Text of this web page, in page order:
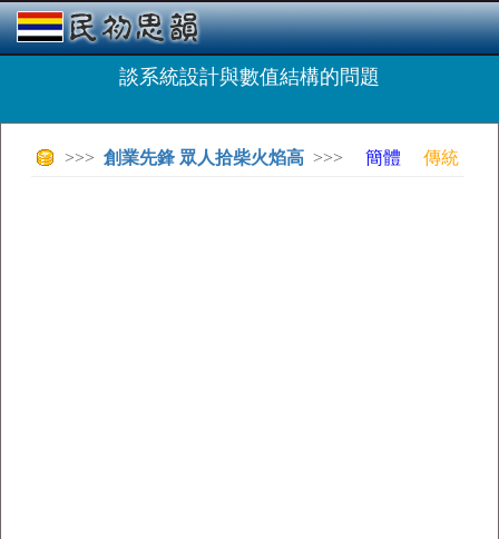
談系統設計與數值結構的問題
>>> 創業先鋒 眾人拾柴火焰高 >>> 簡體 傳統